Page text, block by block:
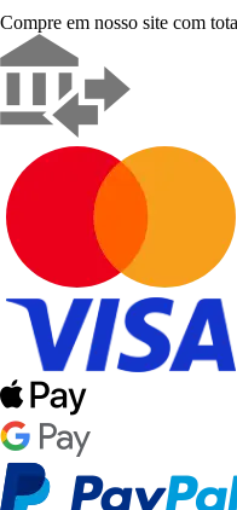
Compre em nosso site com